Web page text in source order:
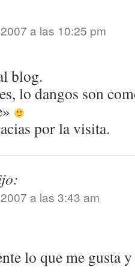
a las 10:25 pm
blog.
lo dangos son
por la visita.
a las 3:43 am
lo que me gusta